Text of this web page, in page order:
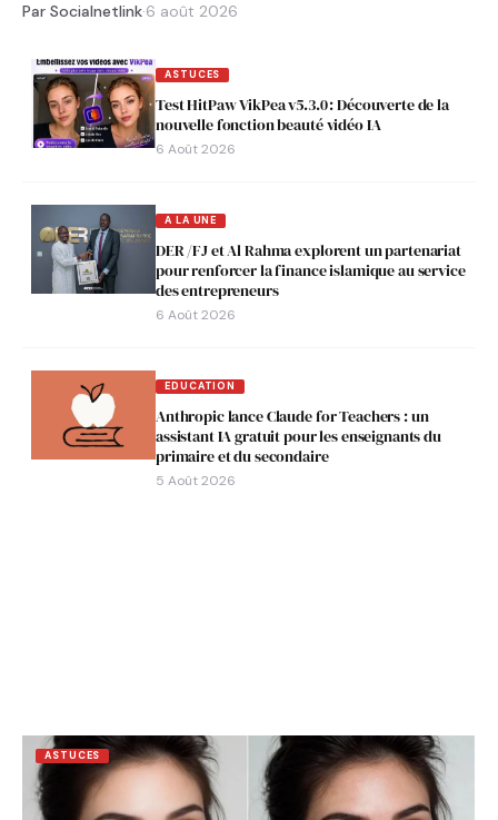
Par Socialnetlink·6 août 2026
ASTUCES
Test HitPaw VikPea v5.3.0 : Découverte de la
nouvelle fonction beauté vidéo IA
6 Août 2026
A LA UNE
DER /FJ et Al Rahma explorent un partenariat
pour renforcer la finance islamique au service
des entrepreneurs
6 Août 2026
EDUCATION
Anthropic lance Claude for Teachers : un
assistant IA gratuit pour les enseignants du
primaire et du secondaire
5 Août 2026
ASTUCES